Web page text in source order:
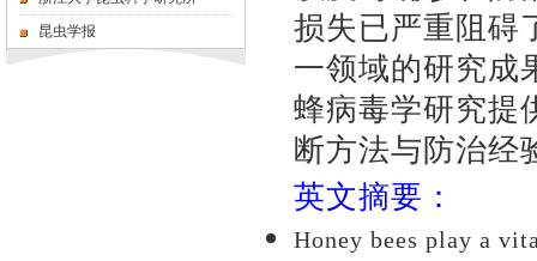
昆虫学报
损失已严重阻碍
一领域的研究成
蜂病毒学研究提
断方法与防治经
英文摘要：
Honey bees play a